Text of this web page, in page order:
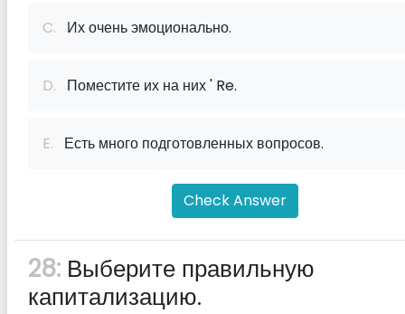
C. Их очень эмоционально.
D. Поместите их на них ' Re.
E. Есть много подготовленных вопросов.
Check Answer
28: Выберите правильную
капитализацию.